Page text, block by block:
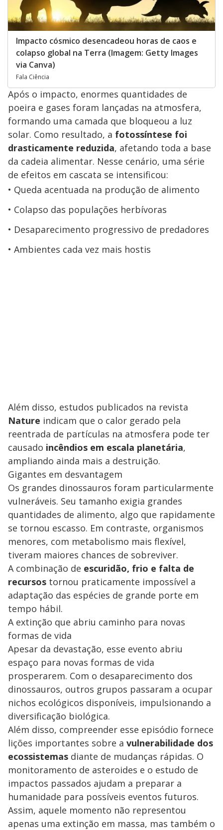
Impacto cósmico desencadeou horas de caos e
colapso global na Terra (Imagem: Getty Images
via Canva)
Fala Ciência
Após o impacto, enormes quantidades de
poeira e gases foram lançadas na atmosfera,
formando uma camada que bloqueou a luz
solar. Como resultado, a fotossíntese foi
drasticamente reduzida, afetando toda a base
da cadeia alimentar. Nesse cenário, uma série
de efeitos em cascata se intensificou:
Queda acentuada na produção de alimento
Colapso das populações herbívoras
Desaparecimento progressivo de predadores
Ambientes cada vez mais hostis
Além disso, estudos publicados na revista
Nature indicam que o calor gerado pela
reentrada de partículas na atmosfera pode ter
causado incêndios em escala planetária,
ampliando ainda mais a destruição.
Gigantes em desvantagem
Os grandes dinossauros foram particularmente
vulneráveis. Seu tamanho exigia grandes
quantidades de alimento, algo que rapidamente
se tornou escasso. Em contraste, organismos
menores, com metabolismo mais flexível,
tiveram maiores chances de sobreviver.
A combinação de escuridão, frio e falta de
recursos tornou praticamente impossível a
adaptação das espécies de grande porte em
tempo hábil.
A extinção que abriu caminho para novas
formas de vida
Apesar da devastação, esse evento abriu
espaço para novas formas de vida
prosperarem. Com o desaparecimento dos
dinossauros, outros grupos passaram a ocupar
nichos ecológicos disponíveis, impulsionando a
diversificação biológica.
Além disso, compreender esse episódio fornece
lições importantes sobre a vulnerabilidade dos
ecossistemas diante de mudanças rápidas. O
monitoramento de asteroides e o estudo de
impactos passados ajudam a preparar a
humanidade para possíveis eventos futuros.
Assim, aquele momento não representou
apenas uma extinção em massa, mas também o